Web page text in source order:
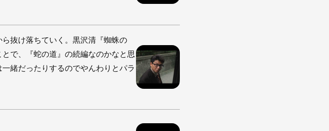
抜け落ちていく。黒沢清『蜘蛛の
で、『蛇の道』の続編なのかなと思
緒だったりするのでやんわりとパラ